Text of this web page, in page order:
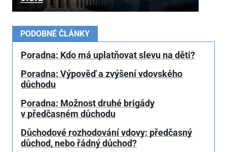
PODOBNÉ ČLÁNKY
Poradna: Kdo má uplatňovat slevu na děti?
Poradna: Výpověď a zvýšení vdovského
důchodu
Poradna: Možnost druhé brigády
v předčasném důchodu
Důchodové rozhodování vdovy: předčasný
důchod, nebo řádný důchod?